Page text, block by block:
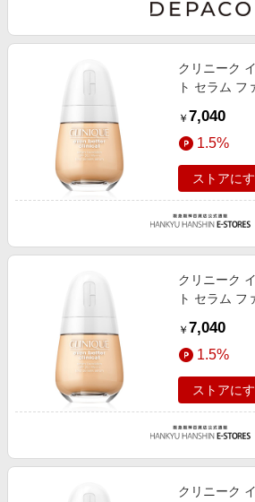
クリニーク
ト セラム フ
￥ 7,040
1.5%
ストアに
クリニーク
ト セラム フ
￥ 7,040
1.5%
ストアに
クリニーク